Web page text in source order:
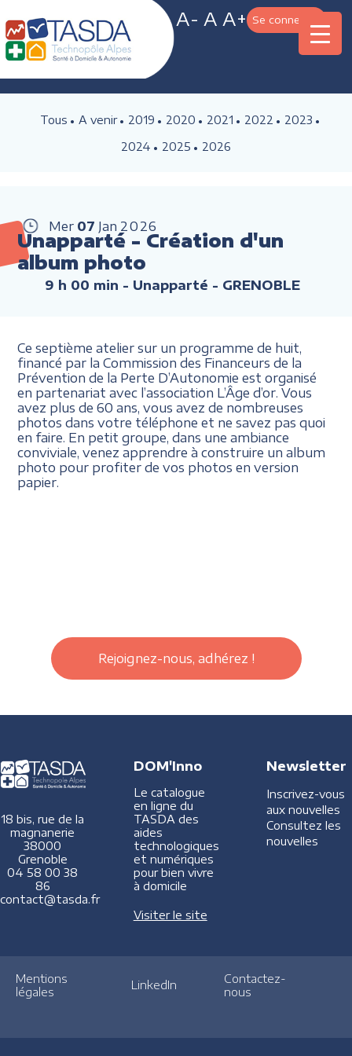
A- A A+ Se connecter
Tous A venir 2019 2020 2021 2022
2023
2024
2025 2026
Mer 07 Jan 2026
Unapparté - Création d'un
album photo
9 h 00 min - Unapparté - GRENOBLE
Ce septième atelier sur un programme de huit,
financé par la Commission des Financeurs de la
Prévention de la Perte D’Autonomie est organisé
en partenariat avec l’association L’Âge d’or. Vous
avez plus de 60 ans, vous avez de nombreuses
photos dans votre téléphone et ne savez pas quoi
en faire. En petit groupe, dans une ambiance
conviviale, venez apprendre à construire un album
photo pour profiter de vos photos en version
papier.
Rejoignez-nous, adhérez !
18 bis, rue de la
magnanerie
38000
Grenoble
04 58 00 38
86
contact@tasda.fr
DOM'Inno
Le catalogue
en ligne du
TASDA des
aides
technologiques
et numériques
pour bien vivre
à domicile
Visiter le site
Newsletter
Inscrivez-vous
aux nouvelles
Consultez les
nouvelles
Mentions
légales
LinkedIn
Contactez-
nous